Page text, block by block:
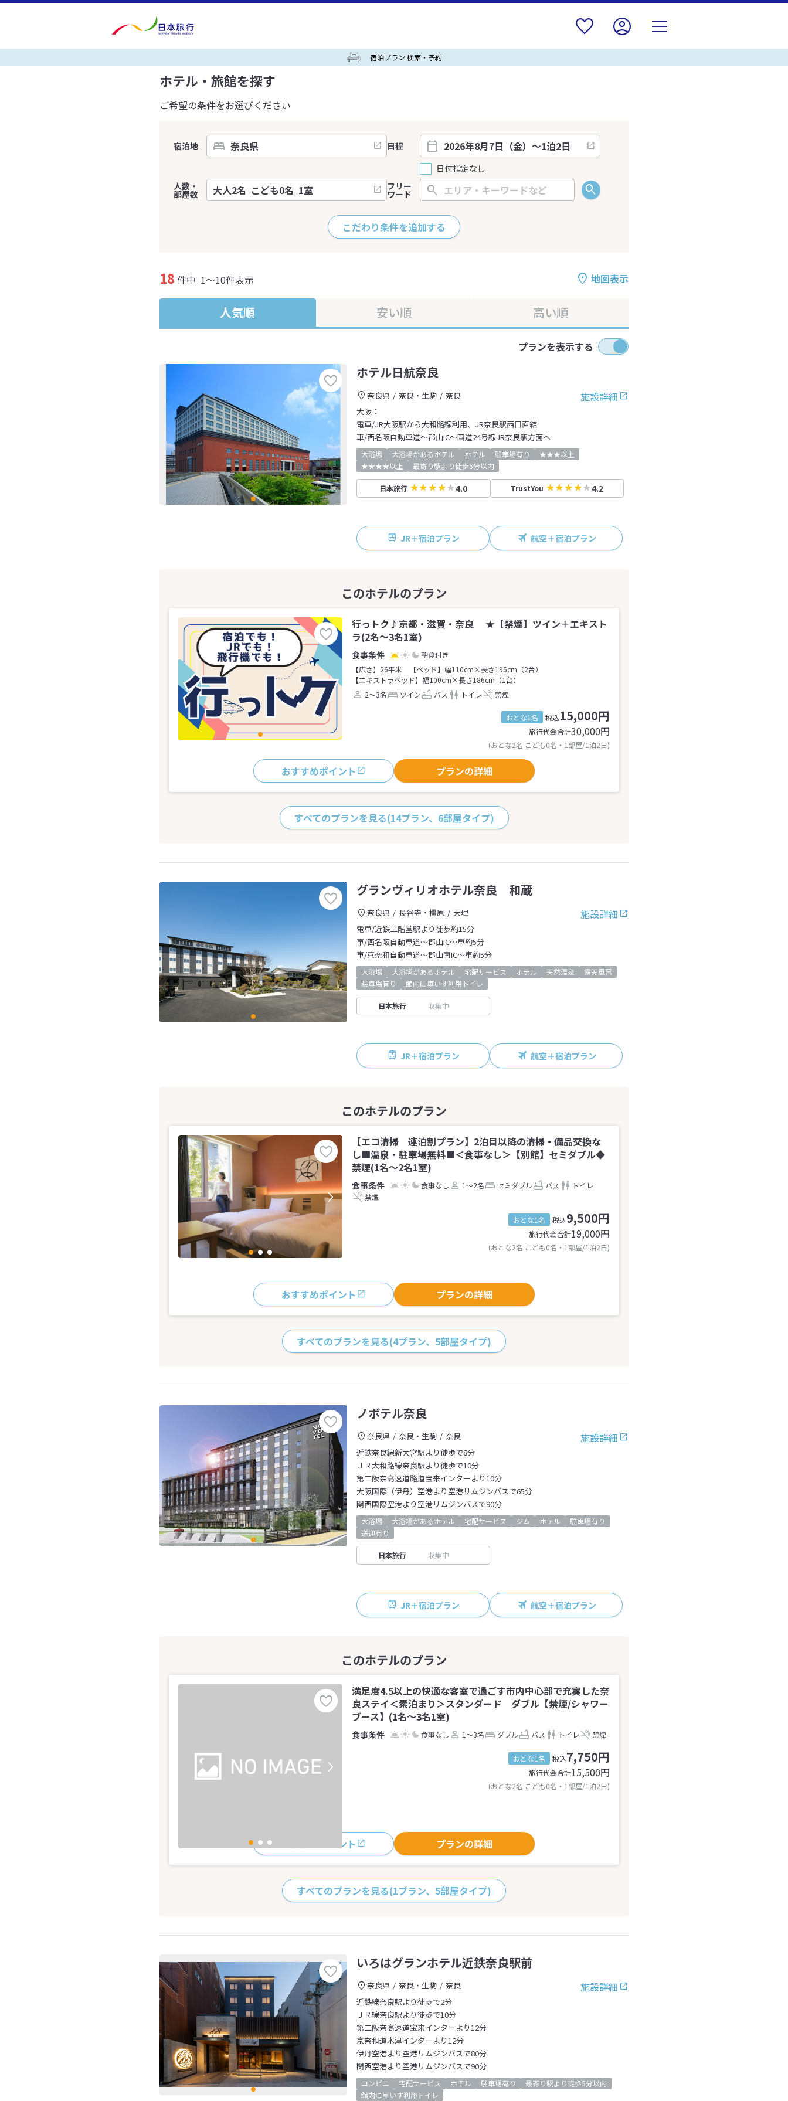
宿泊プラン 検索・予約
ホテル・旅館を探す
ご希望の条件をお選びください
宿泊地
日程
日付指定なし
人数・
部屋数
フリー
ワード
こだわり条件を追加する
地図表示
18 件中 1～10件表示
人気順 安い順 高い順
プランを表示する
ホテル日航奈良
施設詳細
奈良県 奈良・生駒
奈良
大阪：
電車/JR大阪駅から大和路線利用、JR奈良駅西口直結
車/西名阪自動車道～郡山IC～国道24号線JR奈良駅方面へ
大浴場 大浴場があるホテル ホテル 駐車場有り
★★★以上
★★★★以上
最寄り駅より徒歩5分以内
日本旅行 4.0 TrustYou 4.2
JR＋宿泊プラン 航空＋宿泊プラン
行っトク♪京都・滋賀・奈良 ★【禁煙】ツイン＋エキスト
ラ(2名～3名1室)
朝食付き
【広さ】26平米
【ベッド】幅110cm×長さ196cm（2台）
【エキストラベッド】幅100cm×長さ186cm（1台）
2～3名
ツイン バス トイレ 禁煙
おとな1名 税込15,000円
旅行代金合計30,000円
(おとな2名 こども0名・1部屋/1泊2日)
おすすめポイント プランの詳細
すべてのプランを見る(14プラン、6部屋タイプ)
グランヴィリオホテル奈良 和蔵
施設詳細
奈良県 長谷寺・橿原
天理
電車/近鉄二階堂駅より徒歩約15分
車/西名阪自動車道～郡山IC～車約5分
車/京奈和自動車道～郡山南IC～車約5分
大浴場 大浴場があるホテル 宅配サービス ホテル 天然温泉
露天風呂
駐車場有り
館内に車いす利用トイレ
日本旅行 収集中
JR＋宿泊プラン 航空＋宿泊プラン
【エコ清掃 連泊割プラン】2泊目以降の清掃・備品交換な
し■温泉・駐車場無料■＜食事なし＞【別館】セミダブル◆
禁煙(1名～2名1室)
食事なし 1～2名 セミダブル バス
トイレ
禁煙
おとな1名 税込9,500円
旅行代金合計19,000円
(おとな2名 こども0名・1部屋/1泊2日)
おすすめポイント プランの詳細
すべてのプランを見る(4プラン、5部屋タイプ)
ノボテル奈良
施設詳細
奈良県 奈良・生駒
奈良
近鉄奈良線新大宮駅より徒歩で8分
ＪＲ大和路線奈良駅より徒歩で10分
第二阪奈高速道路道宝来インターより10分
大阪国際（伊丹）空港より空港リムジンバスで65分
関西国際空港より空港リムジンバスで90分
大浴場 大浴場があるホテル 宅配サービス ジム ホテル
駐車場有り
送迎有り
日本旅行 収集中
JR＋宿泊プラン 航空＋宿泊プラン
満足度4.5以上の快適な客室で過ごす市内中心部で充実した奈
良ステイ＜素泊まり＞スタンダード ダブル【禁煙/シャワー
ブース】(1名～3名1室)
食事なし 1～3名 ダブル バス トイレ 禁煙
おとな1名 税込7,750円
旅行代金合計15,500円
(おとな2名 こども0名・1部屋/1泊2日)
おすすめポイント プランの詳細
すべてのプランを見る(1プラン、5部屋タイプ)
いろはグランホテル近鉄奈良駅前
施設詳細
奈良県 奈良・生駒
奈良
近鉄線奈良駅より徒歩で2分
ＪＲ線奈良駅より徒歩で10分
第二阪奈高速道宝来インターより12分
京奈和道木津インターより12分
伊丹空港より空港リムジンバスで80分
関西空港より空港リムジンバスで90分
コンビニ 宅配サービス ホテル 駐車場有り
最寄り駅より徒歩5分以内
館内に車いす利用トイレ